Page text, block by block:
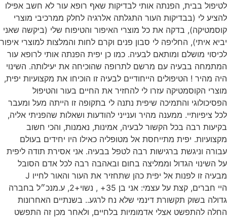
לטיפול בבית, הפנתה אותי לבדיקות שאף רופא עור לא חשב אפילו
להציע לי (בבדיקות העור התגלתה אלרגיה לחלק ממרכיבי מוצרי
קוסמטיקה), בדקה את כל מוצרי האיפור והטיפוח שלי (ביקשה שאני
יביא איתי), החליפה לי סבון פנים וקרם לחות והמלצות למוצרי איפור
לכיסוי מושלם ומותאם לבעיה. כמו כן יפית הפנתה אותי לרופא עור
המתמחה בבעיה עם מרשם לתרופה שהוכיחה את יעילותה. השינוי
היה מהיר ! הטיפולים הייחודיים לבעיה זו הוכיחו את מקצועיות יפית,
מוצרי הקוסמטיקה עזרו לי להחזיר את החיים בעור והטיפול
הפסיכולוגי והתמיכה שיפית נתנה לי בתקופה זו הייתה מעל ומעבר
לכל ציפיותיי. ממענה מהיר וענייני להודעות ושאלות שהפניתי אליה,
בקיעות רבה בכל הקשור לבעיה, אמינות, נאמנות, והכי חשוב
מקצועיות. יפית מתייחסת אל מטופליה כאילו היו יחידים בעולם
עבורה וניגשת ברגישות רבה לטפל בבעיה. אני אסירת תודה ליפית
על השינוי הגדול וממליצה בחום ובאהבה רבה לכל אדם הסובל
מבעיה זו לפנות אל יפית כהן שתחזיר את העור והאור לחייו J
היי חברים, קצת על עצמי: אני בן 35+ , נשוי+2, ע.מנכ״ל בחברה
גדולה בשוק תקשורת דינמי שלא נח לרגע.. בשנתיים האחרונות
החלה להתפשט אצלי אדמומיות בלחיים, ולאחר מכן זה התפשט